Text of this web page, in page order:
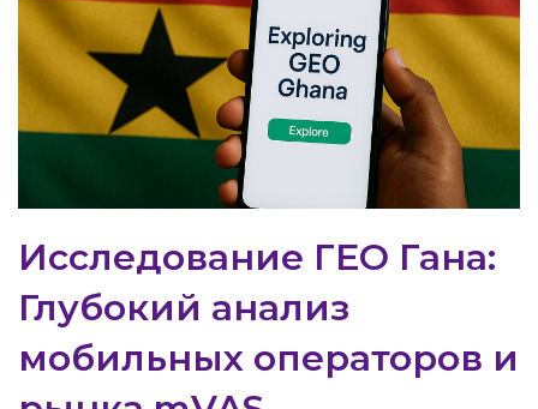
Исследование ГЕО Гана:
Глубокий анализ
мобильных операторов и